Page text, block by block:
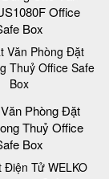
Office
Box
Phòng Đặt
Thuỷ Office
Box